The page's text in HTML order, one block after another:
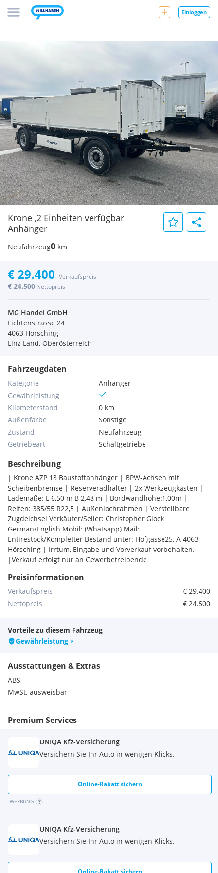
Einloggen
Krone ,2 Einheiten verfügbar
Anhänger
Neufahrzeug0 km
€ 29.400 Verkaufspreis
€ 24.500 Nettopreis
MG Handel GmbH
Fichtenstrasse 24
4063 Hörsching
Linz Land, Oberösterreich
Fahrzeugdaten
Kategorie
Anhänger
Gewährleistung
Kilometerstand
0 km
Außenfarbe
Sonstige
Zustand
Neufahrzeug
Getriebeart
Schaltgetriebe
Beschreibung
| Krone AZP 18 Baustoffanhänger | BPW-Achsen mit
Scheibenbremse | Reserveradhalter | 2x Werkzeugkasten |
Lademaße: L 6,50 m B 2,48 m | Bordwandhöhe:1,00m |
Reifen: 385/55 R22,5 | Außenlochrahmen | Verstellbare
Zugdeichsel Verkäufer/Seller: Christopher Glock
German/English Mobil: (Whatsapp) Mail:
Entirestock/Kompletter Bestand unter: Hofgasse25, A-4063
Hörsching | Irrtum, Eingabe und Vorverkauf vorbehalten.
|Verkauf erfolgt nur an Gewerbetreibende
Preisinformationen
Verkaufspreis
€ 29.400
Nettopreis
€ 24.500
Vorteile zu diesem Fahrzeug
Gewährleistung
Ausstattungen & Extras
ABS
MwSt. ausweisbar
Premium Services
UNIQA Kfz-Versicherung
Versichern Sie Ihr Auto in wenigen Klicks.
Online-Rabatt sichern
WERBUNG
UNIQA Kfz-Versicherung
Versichern Sie Ihr Auto in wenigen Klicks.
Online-Rabatt sichern